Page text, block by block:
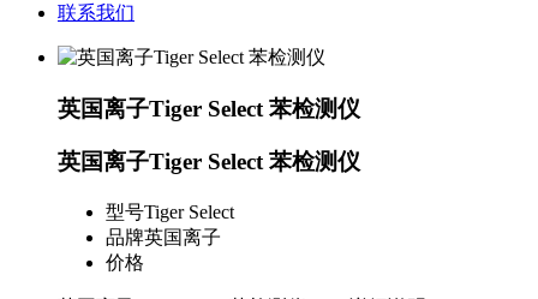
联系我们
英国离子Tiger Select 苯检测仪
英国离子Tiger Select 苯检测仪
型号Tiger Select
品牌英国离子
价格